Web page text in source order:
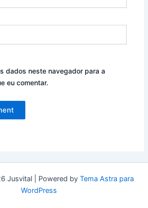
dados neste navegador para a
eu comentar.
Jusvital | Powered by Tema Astra para
WordPress